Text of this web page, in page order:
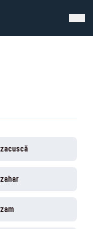
zacuscă
zahar
zam